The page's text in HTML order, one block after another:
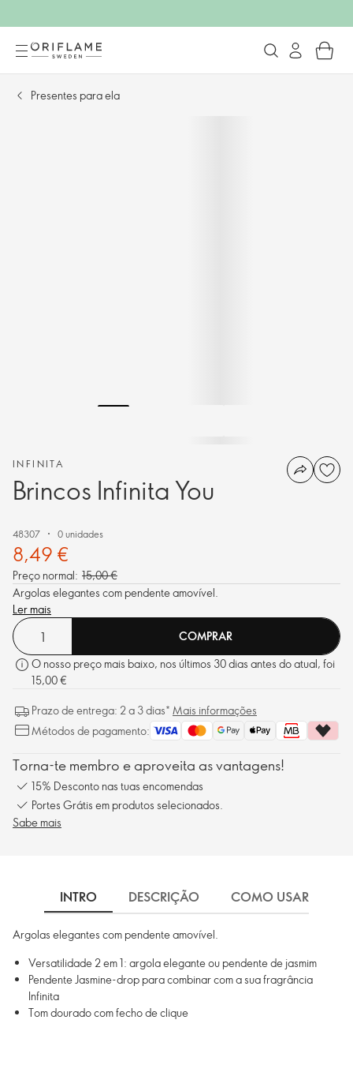
Presentes para ela
INFINITA
Brincos Infinita You
48307 0 unidades
8,49 €
Preço normal: 15,00 €
Argolas elegantes com pendente amovível.
Ler mais
COMPRAR
O nosso preço mais baixo, nos últimos 30 dias antes do atual, foi
15,00 €
Prazo de entrega: 2 a 3 dias* Mais informações
Métodos de pagamento:
Torna-te membro e aproveita as vantagens!
15% Desconto nas tuas encomendas
Portes Grátis em produtos selecionados.
Sabe mais
INTRO DESCRIÇÃO COMO USAR
Argolas elegantes com pendente amovível.
Versatilidade 2 em 1: argola elegante ou pendente de jasmim
Pendente Jasmine-drop para combinar com a sua fragrância
Infinita
Tom dourado com fecho de clique